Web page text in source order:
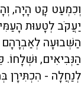
וְכִמְעַט קָט הָיָה,
יַעֲקֹב לְטָעוּת
הַשְּׁבוּעָה לְאַבְרָהָם
הַנְּבִיאִים,
לְנַחֲלָה - הִכְתִּירָן